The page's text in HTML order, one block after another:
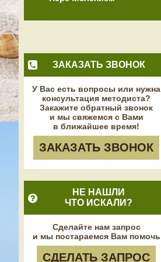
ЗАКАЗАТЬ ЗВОНОК
У Вас есть вопросы или нужна
консультация методиста?
Закажите обратный звонок
и мы свяжемся с Вами
в ближайшее время!
ЗАКАЗАТЬ ЗВОНОК
НЕ НАШЛИ
ЧТО ИСКАЛИ?
Сделайте нам запрос
и мы постараемся Вам помочь
СДЕЛАТЬ ЗАПРОС